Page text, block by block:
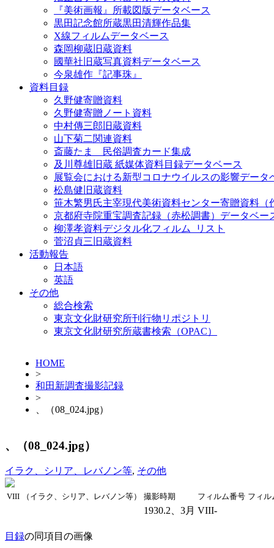
『美術画報』所載図版データベース
黒田記念館所蔵黒田清輝作品集
X線フィルムデータベース
森岡柳蔵旧蔵資料
國華社旧蔵写真資料データベース
今泉雄作『記事珠』
資料目録
久野健寄贈資料
久野健寄贈ノート資料
中村傳三郎旧蔵資料
山下菊二関連資料
斎藤たま 民俗調査カード集成
及川尊雄旧蔵 紙媒体資料目録データベース
展覧会における新型コロナウイルスの影響データ
松島健旧蔵資料
笹木繁男氏主宰現代美術資料センター寄贈資料（
京都府寺院重宝調査記録（赤松調書）データベー
柳澤孝資料デジタル化フィルム_リスト
菅沼貞三旧蔵資料
活動報告
日本語
英語
その他
総合検索
東京文化財研究所刊行物リポジトリ
東京文化財研究所蔵書検索（OPAC）
HOME
>
和田新調査撮影記録
>
、（08_024.jpg）
、（08_024.jpg）
イラク、シリア、レバノン等, その他
VIII （イラク、シリア、レバノン等） 撮影時期 フィルム番号 フィル
1930.2、3月 VIII-
目録の同項目の画像